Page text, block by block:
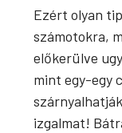
Ezért olyan
számotokra,
előkerülve
mint egy-egy
izgalmat!